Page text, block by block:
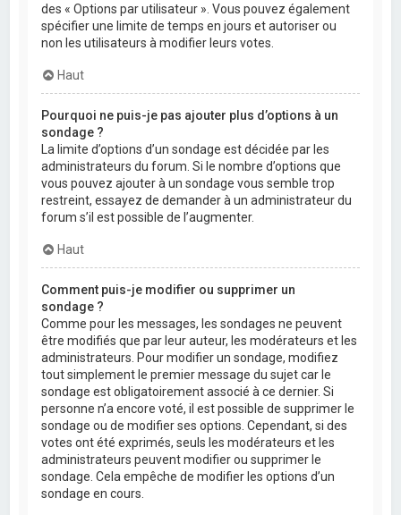
des « Options par utilisateur ». Vous pouvez également
spécifier une limite de temps en jours et autoriser ou
non les utilisateurs à modifier leurs votes.
Haut
Pourquoi ne puis-je pas ajouter plus d’options à un
sondage ?
La limite d’options d’un sondage est décidée par les
administrateurs du forum. Si le nombre d’options que
vous pouvez ajouter à un sondage vous semble trop
restreint, essayez de demander à un administrateur du
forum s’il est possible de l’augmenter.
Haut
Comment puis-je modifier ou supprimer un
sondage ?
Comme pour les messages, les sondages ne peuvent
être modifiés que par leur auteur, les modérateurs et les
administrateurs. Pour modifier un sondage, modifiez
tout simplement le premier message du sujet car le
sondage est obligatoirement associé à ce dernier. Si
personne n’a encore voté, il est possible de supprimer le
sondage ou de modifier ses options. Cependant, si des
votes ont été exprimés, seuls les modérateurs et les
administrateurs peuvent modifier ou supprimer le
sondage. Cela empêche de modifier les options d’un
sondage en cours.